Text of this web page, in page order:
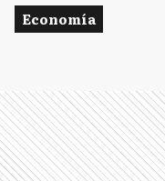
Economía